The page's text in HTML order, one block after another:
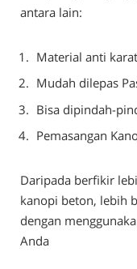
antara lain:
Material anti
Mudah dilepas
Bisa dipindah-
Pemasangan
Daripada berfikir
kanopi beton, lebih
dengan
Anda